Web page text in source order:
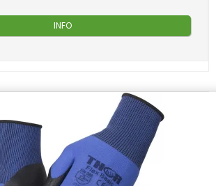
INFO